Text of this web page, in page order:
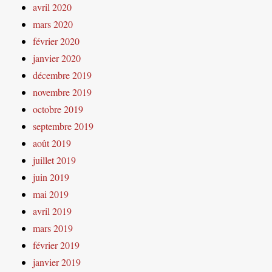
avril 2020
mars 2020
février 2020
janvier 2020
décembre 2019
novembre 2019
octobre 2019
septembre 2019
août 2019
juillet 2019
juin 2019
mai 2019
avril 2019
mars 2019
février 2019
janvier 2019